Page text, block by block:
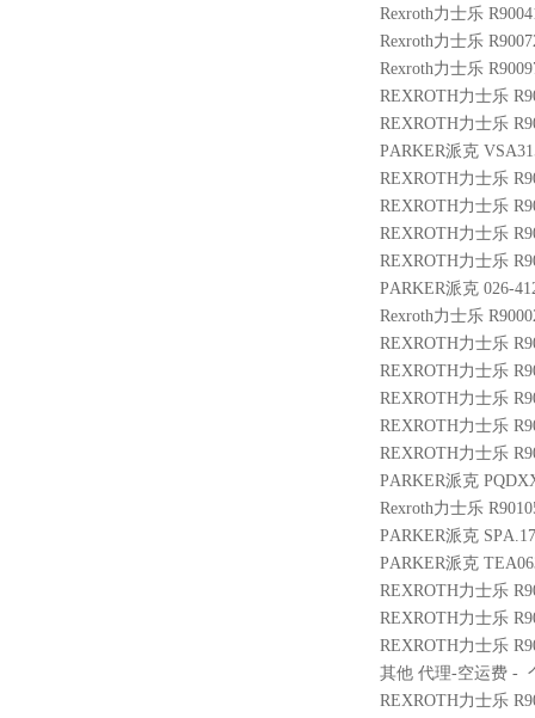
Rexroth力士乐
Rexroth力士乐
Rexroth力士乐
REXROTH力士乐
REXROTH力士乐
PARKER派克
REXROTH力士乐
REXROTH力士乐
REXROTH力士乐
REXROTH力士乐
PARKER派克 026-
Rexroth力士乐
REXROTH力士乐
REXROTH力士乐
REXROTH力士乐
REXROTH力士乐
REXROTH力士乐
PARKER派克
Rexroth力士乐
PARKER派克
PARKER派克
REXROTH力士乐
REXROTH力士乐
REXROTH力士乐
其他 代理-空运费 -
REXROTH力士乐